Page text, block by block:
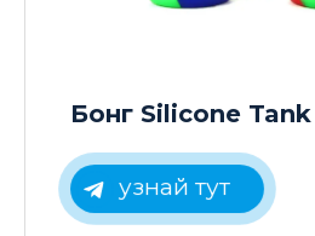
Бонг Silicone Tank
узнай тут